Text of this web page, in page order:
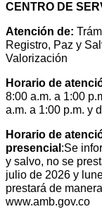
CENTRO DE
Atención de:
Registro, Paz y
Valorización
Horario de
8:00 a.m. a 1:00
a.m. a 1:00 p.m. y
Horario de
presencial :Se
y salvo, no se
julio de 2026 y
prestará de
www.amb.gov.co